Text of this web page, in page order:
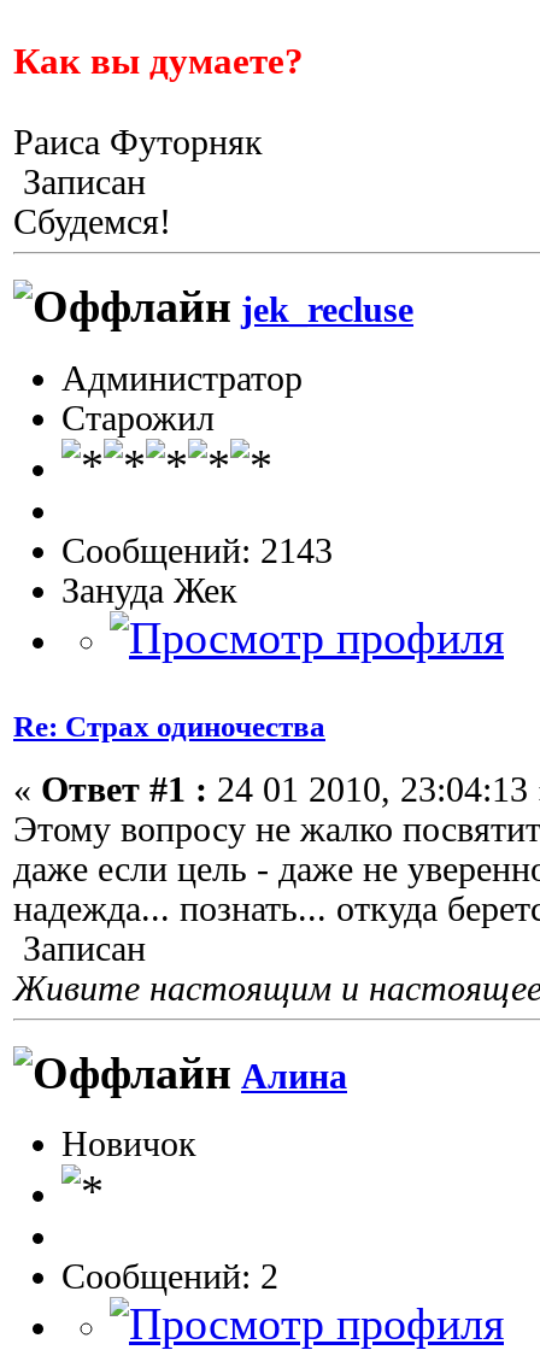
Как вы думаете?
Раиса Футорняк
Записан
Сбудемся!
jek_recluse
Администратор
Старожил
Сообщений: 2143
Зануда Жек
Re: Страх одиночества
« Ответ #1 : 24 01 2010, 23:04:13
Этому вопросу не жалко
даже если цель - даже не
надежда... познать... откуда
Записан
Живите настоящим и
Алина
Новичок
Сообщений: 2